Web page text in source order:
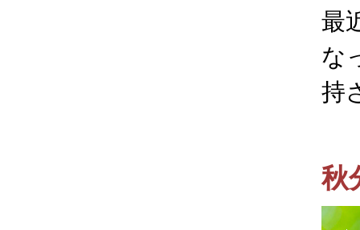
最
な
持
秋